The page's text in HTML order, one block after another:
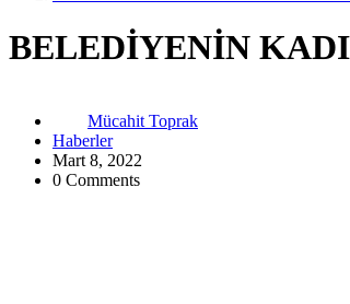
BELEDİYENİN
Mücahit Toprak
Haberler
Mart 8, 2022
0 Comments